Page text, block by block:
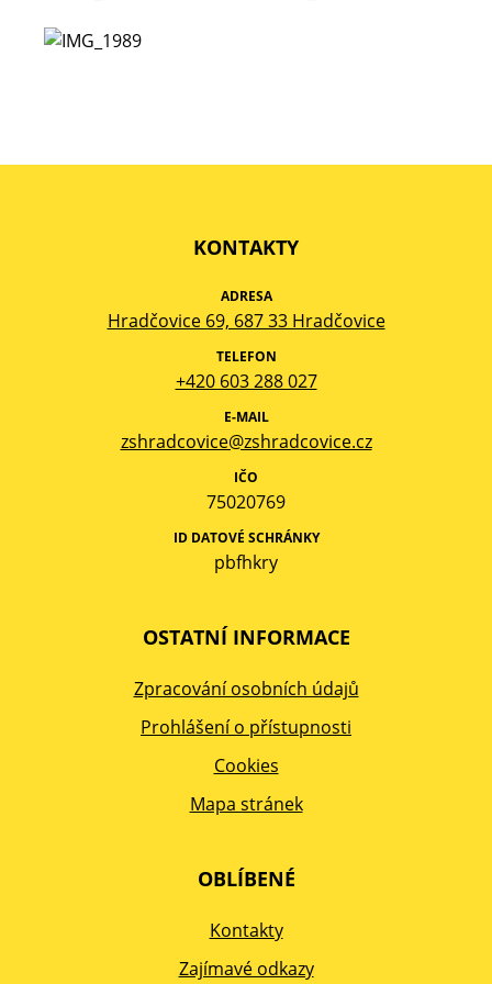
KONTAKTY
ADRESA
Hradčovice 69, 687 33 Hradčovice
TELEFON
+420 603 288 027
E-MAIL
zshradcovice@zshradcovice.cz
IČO
75020769
ID DATOVÉ SCHRÁNKY
pbfhkry
OSTATNÍ INFORMACE
Zpracování osobních údajů
Prohlášení o přístupnosti
Cookies
Mapa stránek
OBLÍBENÉ
Kontakty
Zajímavé odkazy